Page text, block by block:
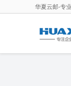
华夏云邮-专